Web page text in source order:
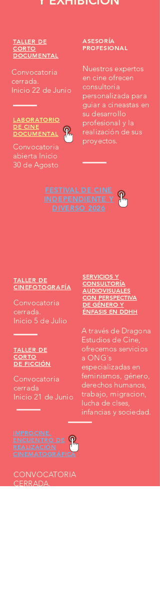
TALLER DE
CORTO
DOCUMENTAL
Convocatoria
cerrada.
Inicio 22 de Junio
LABORATORIO
DE CINE
DOCUMENTAL
Convocatoria
abierta Inicio
30 de Agosto
ASESORÍA
PROFESIONAL
Nuestros expertos
en cine ofrecen
consultoría
personalizada para
guiar a cineastas en
su desarrollo
profesional y la
realización de sus
proyectos.
FESTIVAL DE CINE
INDEPENDIENTE Y
DIVERSO 2026
TALLER DE
CINEFOTOGRAFÍA
Convocatoria
cerrada.
Inicio 5 de Julio
TALLER DE
CORTO
DE FICCIÓN
Convocatoria
cerrada
Inicio 21 de Junio
SERVICIOS Y
CONSULTORÍA
AUDIOVISUALES
CON PERSPECTIVA
DE GÉNERO Y
ÉNFASIS EN DDHH
A través de Dragona
Estudios de Cine,
ofrecemos servicios
a ONG´s
especializadas en
feminismos, género,
derechos humanos,
trabajo, migracion,
lucha de clses,
infancias y sociedad.
IMPROCINE.
ENCUENTRO DE
REALIZACIÓN
CINEMATOGRÁFICA
CONVOCATORIA
CERRADA.